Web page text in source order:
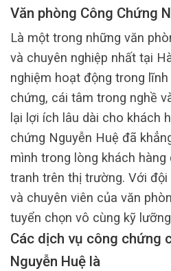
Văn phòng Công Chứng
Là một trong những văn
và chuyên nghiệp nhất tại
nghiệm hoạt động trong
chứng, cái tâm trong nghề
lại lợi ích lâu dài cho khách
chứng Nguyễn Huệ đã
mình trong lòng khách
tranh trên thị trường. Với
và chuyên viên của văn
tuyển chọn vô cùng kỹ
Các dịch vụ công chứng
Nguyễn Huệ là